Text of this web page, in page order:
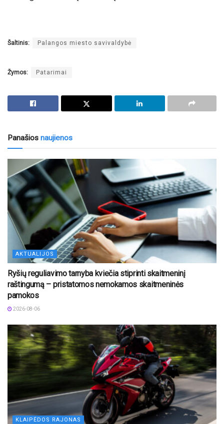
Šaltinis: Palangos miesto savivaldybė
Žymos: Patarimai
Panašios naujienos
AKTUALIJOS
Ryšių reguliavimo tarnyba kviečia stiprinti skaitmeninį
raštingumą – pristatomos nemokamos skaitmeninės
pamokos
2026-08-06
KLAIPĖDOS RAJONAS